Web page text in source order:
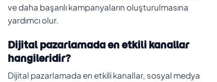
ve daha başarılı kampanyaların oluşturulmasına
yardımcı olur.
Dijital pazarlamada en etkili kanallar
hangileridir?
Dijital pazarlamada en etkili kanallar, sosyal medya